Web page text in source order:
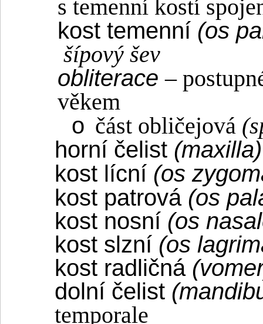
s temenní kostí
kost temenní (os
šípový šev
obliterace–
věkem
o část obličejová
horní čelist
kost lícní (os
kost patrová (os
kost nosní (os
kost slzní (os
kost radličná
dolní čelist
temporale